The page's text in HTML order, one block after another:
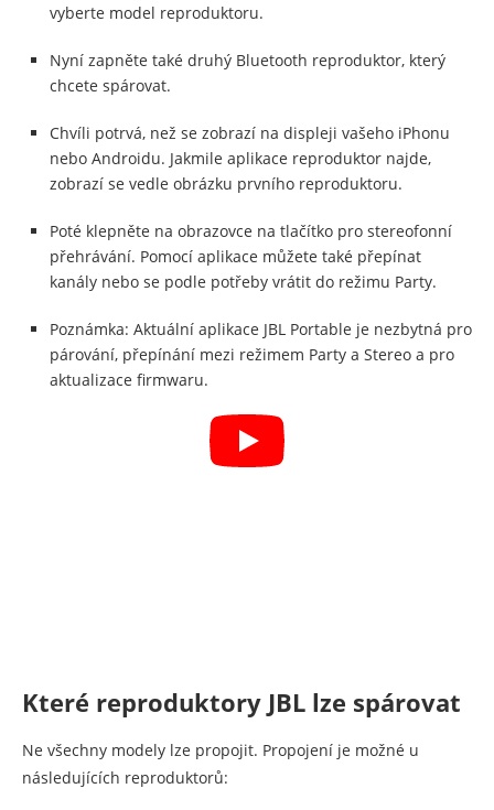
vyberte model reproduktoru.
Nyní zapněte také druhý Bluetooth reproduktor, který
chcete spárovat.
Chvíli potrvá, než se zobrazí na displeji vašeho iPhonu
nebo Androidu. Jakmile aplikace reproduktor najde,
zobrazí se vedle obrázku prvního reproduktoru.
Poté klepněte na obrazovce na tlačítko pro stereofonní
přehrávání. Pomocí aplikace můžete také přepínat
kanály nebo se podle potřeby vrátit do režimu Party.
Poznámka: Aktuální aplikace JBL Portable je nezbytná pro
párování, přepínání mezi režimem Party a Stereo a pro
aktualizace firmwaru.
Které reproduktory JBL lze spárovat
Ne všechny modely lze propojit. Propojení je možné u
následujících reproduktorů: